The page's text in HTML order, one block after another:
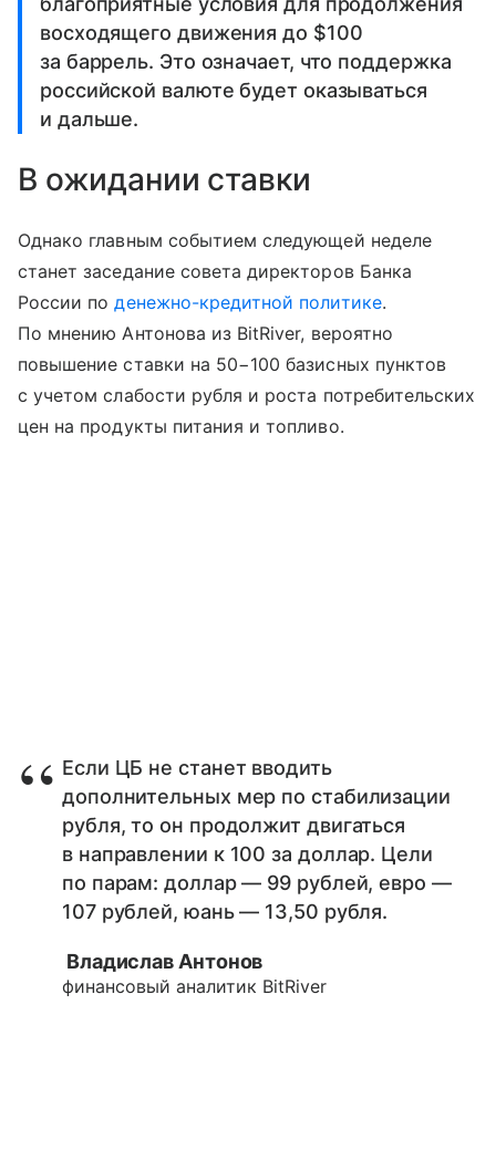
восходящего движения до $100
за баррель. Это означает, что поддержка
российской валюте будет оказываться
и дальше.
В ожидании ставки
Однако главным событием следующей неделе
станет заседание совета директоров Банка
России поденежно-кредитной политике.
По мнению Антонова из BitRiver, вероятно
повышение ставки на 50−100 базисных пунктов
с учетом слабости рубля и роста потребительских
цен на продукты питания и топливо.
Если ЦБ не станет вводить
дополнительных мер по стабилизации
рубля, то он продолжит двигаться
в направлении к 100 за доллар. Цели
по парам: доллар — 99 рублей, евро —
107 рублей, юань — 13,50 рубля.
Владислав Антонов
финансовый аналитик BitRiver